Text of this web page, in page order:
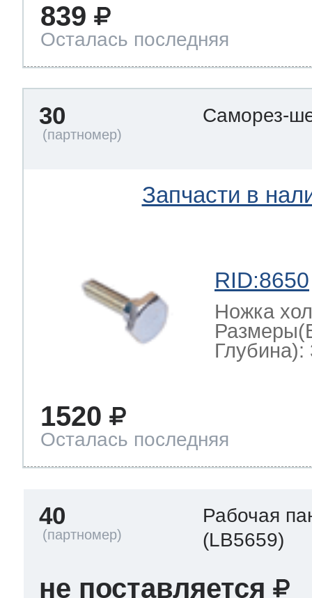
839
Осталась последняя
30 Саморез-
Запчасти в
RID:8650
Ножка
Глубина):
1520
Осталась последняя
40
Рабочая
(LB5659)
не поставляется